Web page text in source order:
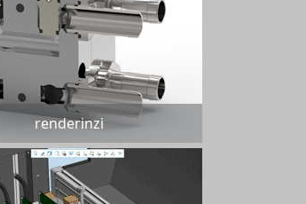
renderinzi